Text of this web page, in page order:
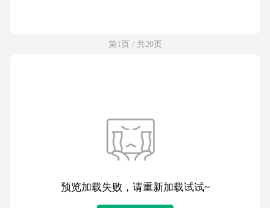
第1页 / 共20页
预览加载失败，请重新加载试试~